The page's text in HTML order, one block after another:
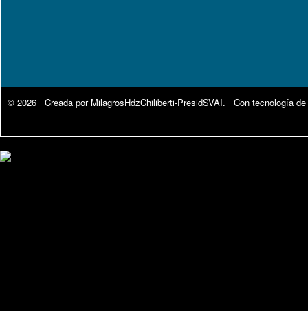
© 2026 Creada por MilagrosHdzChiliberti-PresidSVAI. Con tecnología de